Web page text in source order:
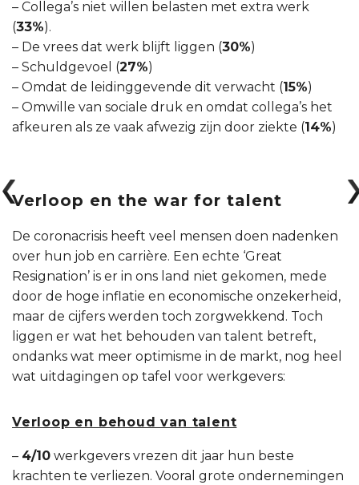
– Collega’s niet willen belasten met extra werk
(33%).
– De vrees dat werk blijft liggen (30%)
– Schuldgevoel (27%)
– Omdat de leidinggevende dit verwacht (15%)
– Omwille van sociale druk en omdat collega’s het
afkeuren als ze vaak afwezig zijn door ziekte (14%)
Verloop en the war for talent
De coronacrisis heeft veel mensen doen nadenken
over hun job en carrière. Een echte ‘Great
Resignation’ is er in ons land niet gekomen, mede
door de hoge inflatie en economische onzekerheid,
maar de cijfers werden toch zorgwekkend. Toch
liggen er wat het behouden van talent betreft,
ondanks wat meer optimisme in de markt, nog heel
wat uitdagingen op tafel voor werkgevers:
Verloop en behoud van talent
– 4/10 werkgevers vrezen dit jaar hun beste
krachten te verliezen. Vooral grote ondernemingen